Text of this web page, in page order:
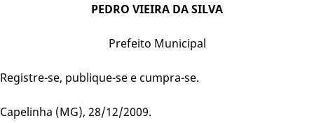
PEDRO VIEIRA DA SILVA
Prefeito Municipal
Registre-se, publique-se e cumpra-se.
Capelinha (MG), 28/12/2009.